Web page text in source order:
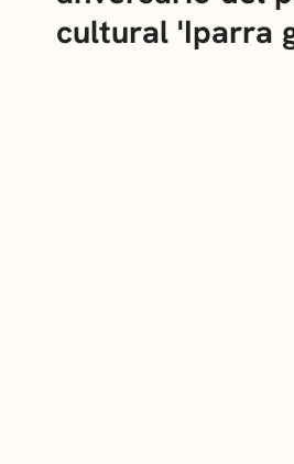
cultural 'Iparra